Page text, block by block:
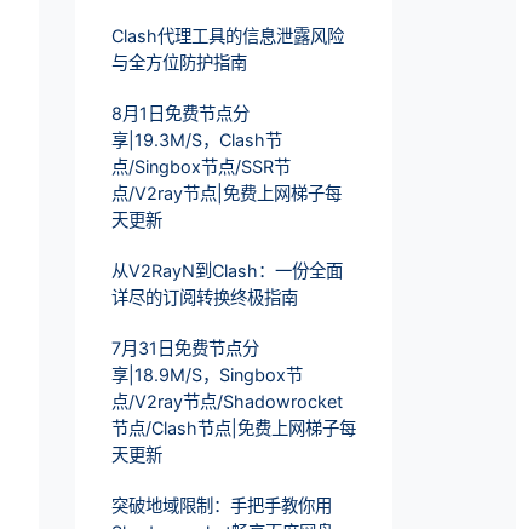
Clash代理工具的信息泄露风险
与全方位防护指南
8月1日免费节点分
享|19.3M/S，Clash节
点/Singbox节点/SSR节
点/V2ray节点|免费上网梯子每
天更新
从V2RayN到Clash：一份全面
详尽的订阅转换终极指南
7月31日免费节点分
享|18.9M/S，Singbox节
点/V2ray节点/Shadowrocket
节点/Clash节点|免费上网梯子每
天更新
突破地域限制：手把手教你用